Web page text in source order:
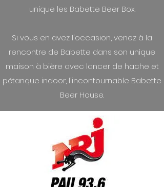
unique les Babette Beer Box.
Si vous en avez l'occasion, venez à la
rencontre de Babette dans son unique
maison à bière avec lancer de hache et
pétanque indoor, l'incontournable Babette
Beer House.